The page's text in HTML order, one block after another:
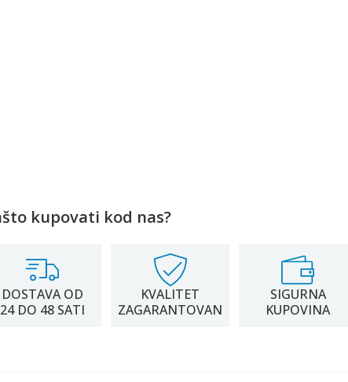
kupovati kod nas?
DOSTAVA OD
24 DO 48 SATI
KVALITET
ZAGARANTOVAN
SIGURNA
KUPOVINA